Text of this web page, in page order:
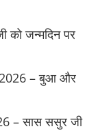
जन्मदिन पर
– बुआ और
– सास ससुर जी